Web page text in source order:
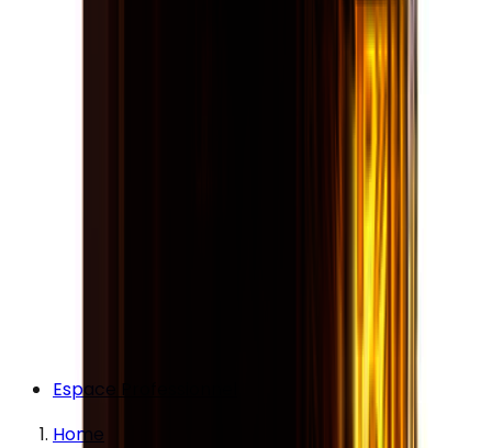
Espace Professionnel
Home